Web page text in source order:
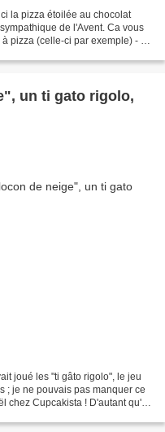
la pizza étoilée au chocolat
de l'Avent. Ca vous
pizza (celle-ci par exemple) - 1
un ti gato rigolo,
joué les "ti gâto rigolo", le jeu
; je ne pouvais pas manquer ce
chez Cupcakista ! D'autant qu'ils